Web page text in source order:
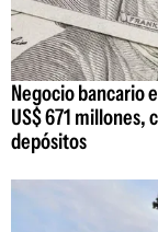
Negocio bancario
US$ 671 millones,
depósitos